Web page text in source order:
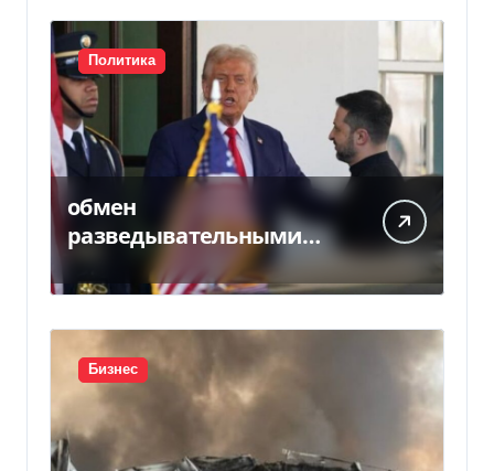
Политика
обмен
разведывательными
данными между
Украиной и США
значительно вырос, —
Politico
Бизнес